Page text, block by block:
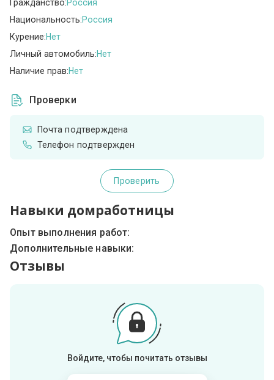
Гражданство:Россия
Национальность:Россия
Курение:Нет
Личный автомобиль:Нет
Наличие прав:Нет
Проверки
Почта подтверждена
Телефон подтвержден
Проверить
Навыки домработницы
Опыт выполнения работ:
Дополнительные навыки:
Отзывы
Войдите, чтобы почитать отзывы